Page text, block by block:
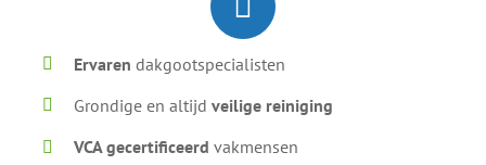
Ervaren dakgootspecialisten
Grondige en altijdveilige reiniging
VCA gecertificeerdvakmensen